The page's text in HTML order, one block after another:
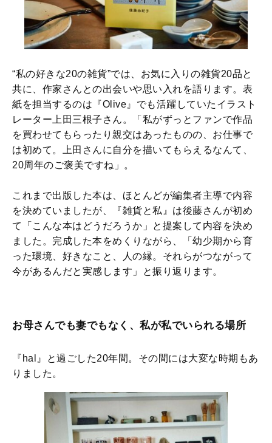
“私の好きな20の雑貨”では、お気に入りの雑貨20品と
共に、作家さんとの出会いや思い入れを語ります。表
紙を担当するのは『Olive』でも活躍していたイラスト
レーター上田三根子さん。「私がずっとファンで作品
を買わせてもらったり親交はあったものの、お仕事で
は初めて。上田さんに自分を描いてもらえるなんて、
20周年のご褒美ですね」。
これまで出版した本は、ほとんどが編集者主導で内容
を決めていましたが、『雑貨と私』は後藤さんが初め
て「こんな本はどうだろうか」と提案して内容を決め
ました。完成した本をめくりながら、「幼少期から育
った環境、好きなこと、人の縁。それらがつながって
今があるんだと実感します」と振り返ります。
お母さんでも妻でもなく、私が私でいられる場所
『hal』と過ごした20年間。その間には大変な時期もあ
りました。